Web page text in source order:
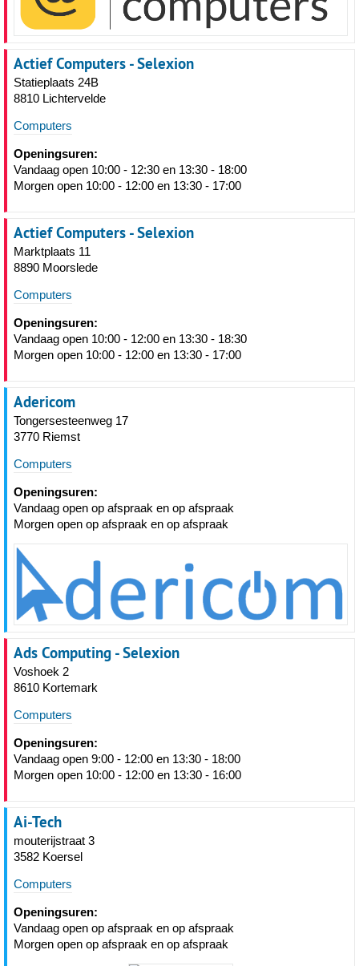
Actief Computers - Selexion
Statieplaats 24B
8810 Lichtervelde
Computers
Openingsuren:
Vandaag open 10:00 - 12:30 en 13:30 - 18:00
Morgen open 10:00 - 12:00 en 13:30 - 17:00
Actief Computers - Selexion
Marktplaats 11
8890 Moorslede
Computers
Openingsuren:
Vandaag open 10:00 - 12:00 en 13:30 - 18:30
Morgen open 10:00 - 12:00 en 13:30 - 17:00
Adericom
Tongersesteenweg 17
3770 Riemst
Computers
Openingsuren:
Vandaag open op afspraak en op afspraak
Morgen open op afspraak en op afspraak
Ads Computing - Selexion
Voshoek 2
8610 Kortemark
Computers
Openingsuren:
Vandaag open 9:00 - 12:00 en 13:30 - 18:00
Morgen open 10:00 - 12:00 en 13:30 - 16:00
Ai-Tech
mouterijstraat 3
3582 Koersel
Computers
Openingsuren:
Vandaag open op afspraak en op afspraak
Morgen open op afspraak en op afspraak